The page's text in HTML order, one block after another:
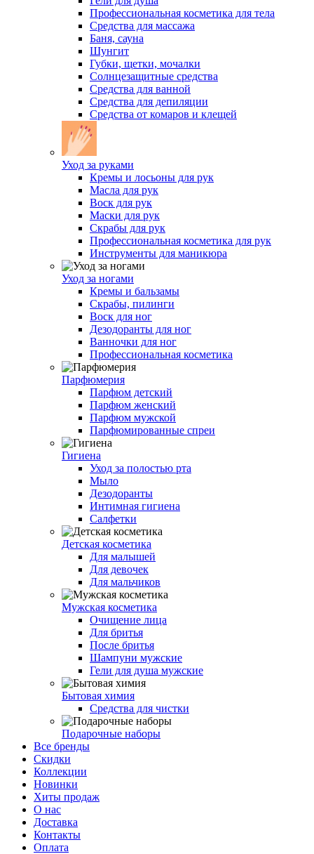
Профессиональная косметика для тела
Средства для массажа
Баня, сауна
Шунгит
Губки, щетки, мочалки
Солнцезащитные средства
Средства для ванной
Средства для депиляции
Средства от комаров и клещей
Уход за руками
Кремы и лосьоны для рук
Масла для рук
Воск для рук
Маски для рук
Скрабы для рук
Профессиональная косметика для рук
Инструменты для маникюра
Уход за ногами
Кремы и бальзамы
Скрабы, пилинги
Воск для ног
Дезодоранты для ног
Ванночки для ног
Профессиональная косметика
Парфюмерия
Парфюм детский
Парфюм женский
Парфюм мужской
Парфюмированные спреи
Гигиена
Уход за полостью рта
Мыло
Дезодоранты
Интимная гигиена
Салфетки
Детская косметика
Для малышей
Для девочек
Для мальчиков
Мужская косметика
Очищение лица
Для бритья
После бритья
Шампуни мужские
Гели для душа мужские
Бытовая химия
Средства для чистки
Подарочные наборы
Все бренды
Скидки
Коллекции
Новинки
Хиты продаж
О нас
Доставка
Контакты
Оплата